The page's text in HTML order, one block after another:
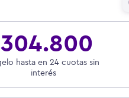
304.800
hasta en 24 cuotas sin
interés